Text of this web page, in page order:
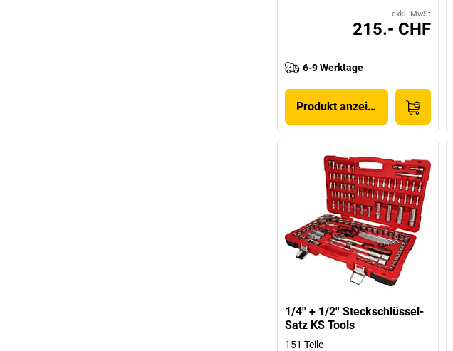
exkl. MwSt
215.- CHF
6-9 Werktage
Produkt anzeigen
1/4'' + 1/2'' Steckschlüssel-
Satz KS Tools
151 Teile